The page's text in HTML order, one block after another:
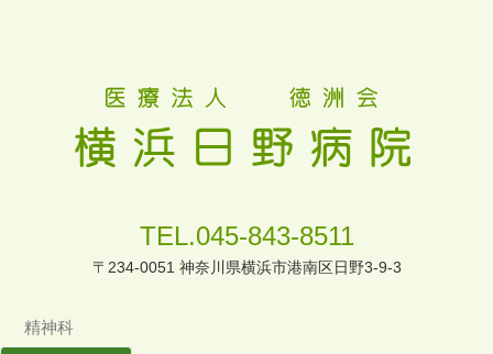
TEL.045-843-8511
〒234-0051 神奈川県横浜市港南区日野3-9-3
精神科